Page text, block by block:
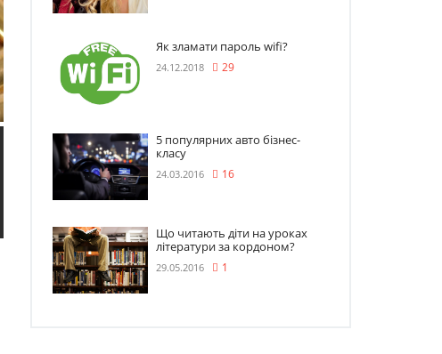
Як зламати пароль wifi?
24.12.2018 29
5 популярних авто бізнес-
класу
24.03.2016 16
Що читають діти на уроках
літератури за кордоном?
29.05.2016 1